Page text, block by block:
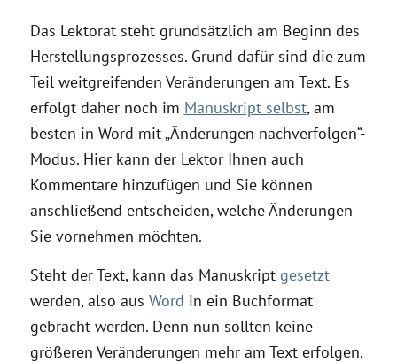
Das Lektorat steht grundsätzlich am Beginn des
Herstellungsprozesses. Grund dafür sind die zum
Teil weitgreifenden Veränderungen am Text. Es
erfolgt daher noch im Manuskript selbst, am
besten in Word mit „Änderungen nachverfolgen“-
Modus. Hier kann der Lektor Ihnen auch
Kommentare hinzufügen und Sie können
anschließend entscheiden, welche Änderungen
Sie vornehmen möchten.
Steht der Text, kann das Manuskript gesetzt
werden, also aus Word in ein Buchformat
gebracht werden. Denn nun sollten keine
größeren Veränderungen mehr am Text erfolgen,